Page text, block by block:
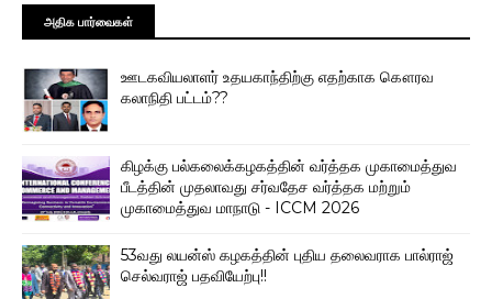
அதிக பார்வைகள்
ஊடகவியலாளர் உதயகாந்திற்கு எதற்காக கௌரவ
கலாநிதி பட்டம்??
கிழக்கு பல்கலைக்கழகத்தின் வர்த்தக முகாமைத்துவ
பீடத்தின் முதலாவது சர்வதேச வர்த்தக மற்றும்
முகாமைத்துவ மாநாடு - ICCM 2026
53வது லயன்ஸ் கழகத்தின் புதிய தலைவராக பால்ராஜ்
செல்வராஜ் பதவியேற்பு!!